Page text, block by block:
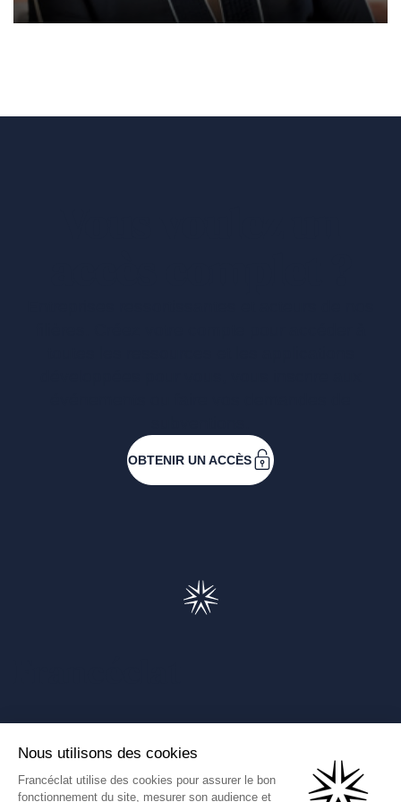
OBTENIR UN ACCÈS
Présentation de Francéclat
Comprendre la taxe HBJOAT
Journalistes
Francéclat International (Ce lien s'ouvre dans un